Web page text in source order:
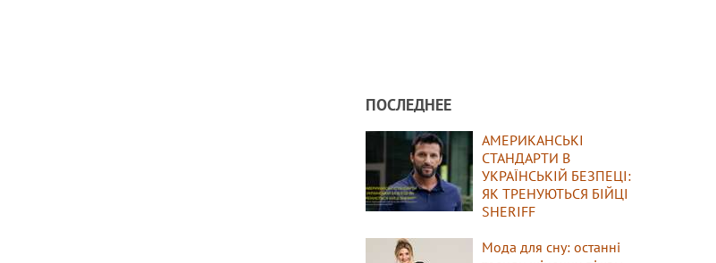
ПОСЛЕДНЕЕ
АМЕРИКАНСЬКІ
СТАНДАРТИ В
УКРАЇНСЬКІЙ БЕЗПЕЦІ:
ЯК ТРЕНУЮТЬСЯ БІЙЦІ
SHERIFF
Мода для сну: останні